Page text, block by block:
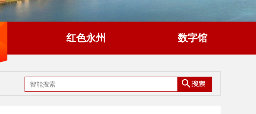
红色永州 数字馆